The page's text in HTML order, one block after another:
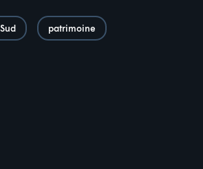
patrimoine